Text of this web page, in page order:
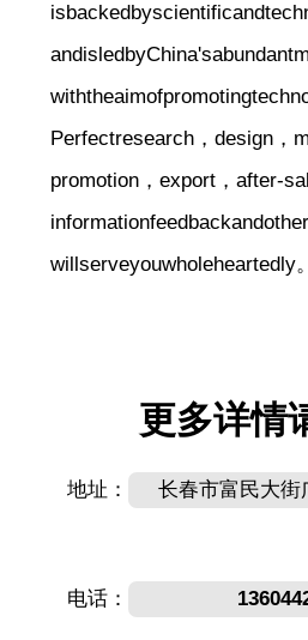
Perfectresearch，design，
promotion，export，after-
willserveyouwholeheartedly。
更多详情
地址： 长春市富民大街
电话：